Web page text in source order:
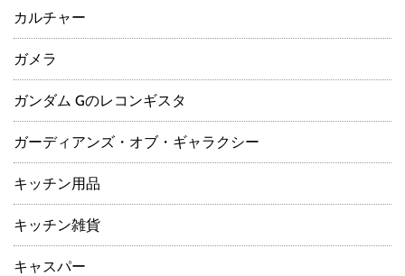
カルチャー
ガメラ
ガンダム Gのレコンギスタ
ガーディアンズ・オブ・ギャラクシー
キッチン用品
キッチン雑貨
キャスパー